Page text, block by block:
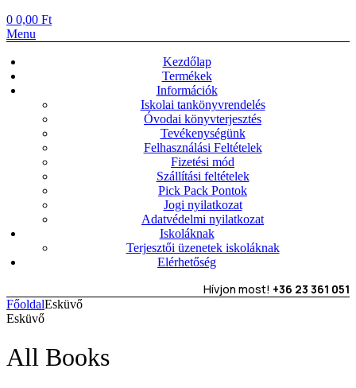
0 0,00 Ft
Menu
Kezdőlap
Termékek
Információk
Iskolai tankönyvrendelés
Óvodai könyvterjesztés
Tevékenységünk
Felhasználási Feltételek
Fizetési mód
Szállítási feltételek
Pick Pack Pontok
Jogi nyilatkozat
Adatvédelmi nyilatkozat
Iskoláknak
Terjesztői üzenetek iskoláknak
Elérhetőség
Hívjon most! +36 23 361 051
FőoldalEsküvő
Esküvő
All Books